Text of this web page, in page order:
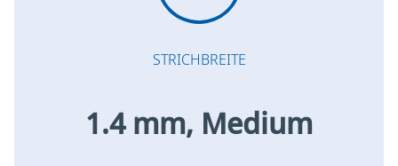
STRICHBREITE
1.4 mm, Medium